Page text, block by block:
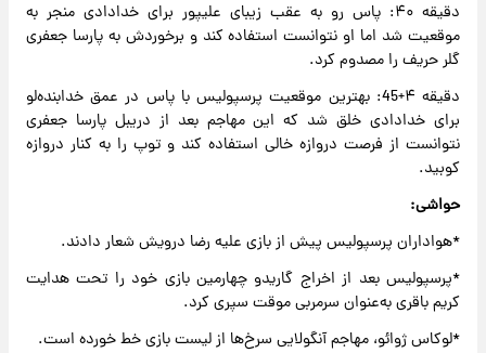
دقیقه ۴۰: پاس رو به عقب زیبای علیپور برای خدادادی منجر به
موقعیت شد اما او نتوانست استفاده کند و برخوردش به پارسا جعفری
گلر حریف را مصدوم کرد.
دقیقه ۴+45: بهترین موقعیت پرسپولیس با پاس در عمق خدابنده‌لو
برای خدادادی خلق شد که این مهاجم بعد از دریبل پارسا جعفری
نتوانست از فرصت دروازه خالی استفاده کند و توپ را به کنار دروازه
کوبید.
حواشی:
*هواداران پرسپولیس پیش از بازی علیه رضا درویش شعار دادند.
*پرسپولیس بعد از اخراج گاریدو چهارمین بازی خود را تحت هدایت
کریم باقری به‌عنوان سرمربی موقت سپری کرد.
*لوکاس ژوائو، مهاجم آنگولایی سرخ‌ها از لیست بازی خط خورده است.